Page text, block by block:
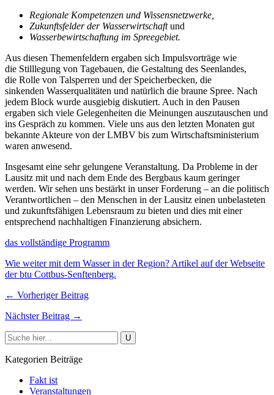
Regionale Kompetenzen und Wissensnetzwerke,
Zukunftsfelder der Wasserwirtschaftund
Wasserbewirtschaftung im Spreegebiet.
Aus diesen Themenfeldern ergaben sich Impulsvorträge wie
die Stilllegung von Tagebauen, die Gestaltung des Seenlandes,
die Rolle von Talsperren und der Speicherbecken, die
sinkenden Wasserqualitäten und natürlich die braune Spree. Nach
jedem Block wurde ausgiebig diskutiert. Auch in den Pausen
ergaben sich viele Gelegenheiten die Meinungen auszutauschen und
ins Gespräch zu kommen. Viele uns aus den letzten Monaten gut
bekannte Akteure von der LMBV bis zum Wirtschaftsministerium
waren anwesend.
Insgesamt eine sehr gelungene Veranstaltung. Da Probleme in der
Lausitz mit und nach dem Ende des Bergbaus kaum geringer
werden. Wir sehen uns bestärkt in unser Forderung – an die politisch
Verantwortlichen – den Menschen in der Lausitz einen unbelasteten
und zukunftsfähigen Lebensraum zu bieten und dies mit einer
entsprechend nachhaltigen Finanzierung absichern.
das vollständige Programm
Wie weiter mit dem Wasser in der Region? Artikel auf der Webseite
der btu Cottbus-Senftenberg.
← Vorheriger Beitrag
Nächster Beitrag →
Kategorien Beiträge
Fakt ist
Veranstaltungen